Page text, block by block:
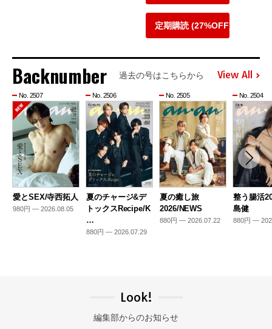
定期購読 (27%OFF)
Backnumber 過去の号はこちらから View All
No. 2507
愛とSEX/寺西拓人
980円 — 2026.08.05
No. 2506
夏のチャージ&デ
トックスRecipe/K
…
880円 — 2026.07.29
No. 2505
夏の癒し旅
2026/NEWS
880円 — 2026.07.22
No. 2504
整う腸活
島健
880円 —
Look!
編集部からのお知らせ